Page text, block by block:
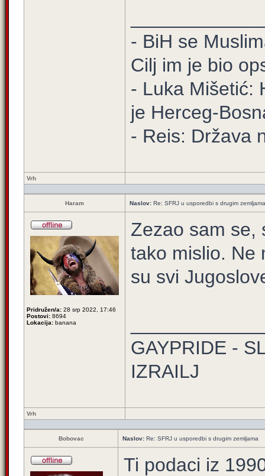
- BiH se
Cilj im je bio
- Luka Mišetić:
je Herceg-
- Reis: Država
Vrh
Haram Naslov: Re: SFRJ u usporedbi s drugim zemljama
Pridružen/a: 28 srp 2022, 17:46
Postovi: 8694
Lokacija: banana
Zezao sam se,
tako mislio. Ne
su svi
GAYPRIDE -
IZRAILJ
Vrh
Bobovac Naslov: Re: SFRJ u usporedbi s drugim zemljama
Ti podaci iz